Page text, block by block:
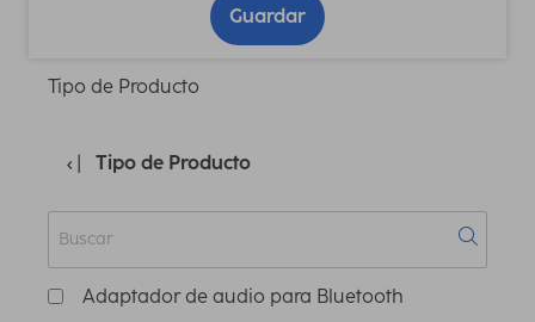
Guardar
Tipo de Producto
Tipo de Producto
Adaptador de audio para Bluetooth